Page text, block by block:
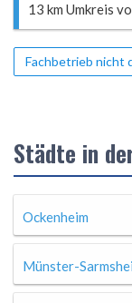
13 km Umkreis
Fachbetrieb nicht
Städte in
Ockenheim
Münster-